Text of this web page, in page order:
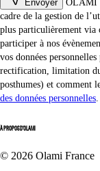
Envoyer
OLAMI
cadre de la gestion de
plus particulièrement via
participer à nos
vos données
rectification, limitation
posthumes) et comment
des données personnelles.
À PROPOS D'OLAMI
© 2026 Olami France